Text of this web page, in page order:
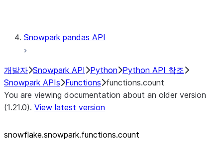
Snowpark pandas API
개발자 Snowpark API Python Python API 참조
Snowpark APIs Functions functions.count
You are viewing documentation about an older version
(1.21.0). View latest version
snowflake.snowpark.functions.count